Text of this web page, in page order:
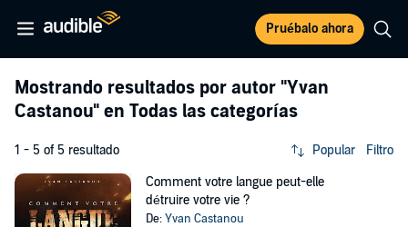
Pruébalo ahora
Mostrando resultados por autor "Yvan
Castanou" en Todas las categorías
1 - 5 of 5 resultado Popular Filtro
Comment votre langue peut-elle
détruire votre vie ?
De:Yvan Castanou